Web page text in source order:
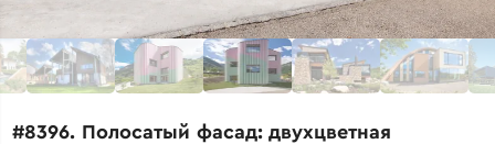
#8396. Полосатый фасад: двухцветная